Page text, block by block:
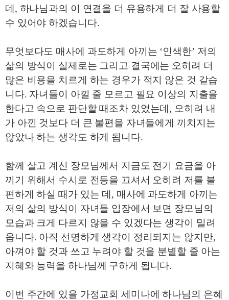
데 , 하나님과의 이 연결을 더 유용하게 더 잘 사용할
수 있어야 하겠습니다.
무엇보다도 매사에 과도하게 아끼는 ‘인색한’ 저의
삶의 방식이 실제로는 그리고 결국에는 오히려 더
많은 비용을 치르게 하는 경우가 적지 않은 것 같습
니다. 자녀들이 아낄 줄 모르고 필요 이상의 지출을
한다고 속으로 판단할 때조차 있었는데 , 오히려 내
가 아낀 것보다 더 큰 불편을 자녀들에게 끼치지는
않았나 하는 생각도 하게 됩니다.
함께 살고 계신 장모님께서 지금도 전기 요금을 아
끼기 위해서 수시로 전등을 끄셔서 오히려 저를 불
편하게 하실 때가 있는 데 , 매사에 과도하게 아끼는
저의 삶의 방식이 자녀들 입장에서 보면 장모님의
모습과 크게 다르지 않을 수 있겠다는 생각이 밀려
옵니다. 아직 선명하게 생각이 정리되지는 않지만,
아껴야 할 것과 쓰고 누려야 할 것을 분별할 줄 아는
지혜와 능력을 하나님께 구하게 됩니다.
이번 주간에 있을 가정교회 세미나에 하나님의 은혜